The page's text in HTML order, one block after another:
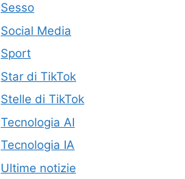
Sesso
Social Media
Sport
Star di TikTok
Stelle di TikTok
Tecnologia AI
Tecnologia IA
Ultime notizie